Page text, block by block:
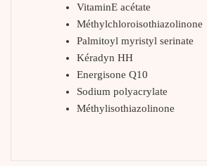
VitaminE acétate
Méthylchloroisothiazolinone
Palmitoyl myristyl serinate
Kéradyn HH
Energisone Q10
Sodium polyacrylate
Méthylisothiazolinone